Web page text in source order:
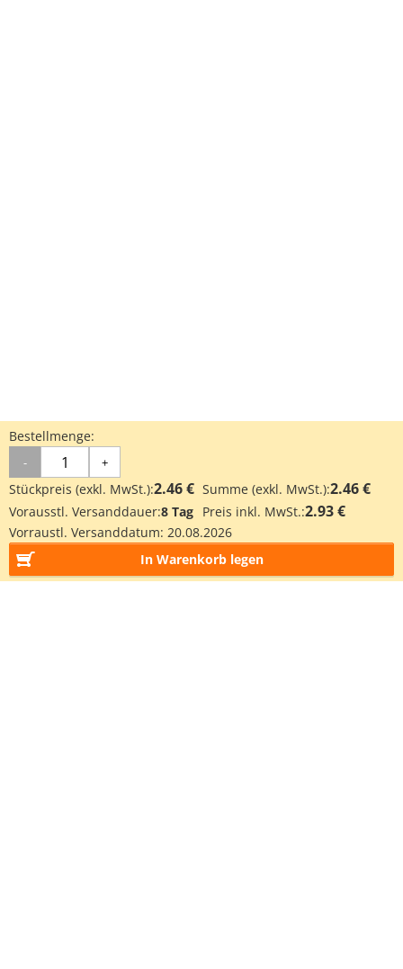
Bestellmenge:
- +
Stückpreis (exkl. MwSt.):2.46 € Summe (exkl. MwSt.):2.46 €
Vorausstl. Versanddauer:8 Tag Preis inkl. MwSt.:2.93 €
Vorraustl. Versanddatum: 20.08.2026
In Warenkorb legen